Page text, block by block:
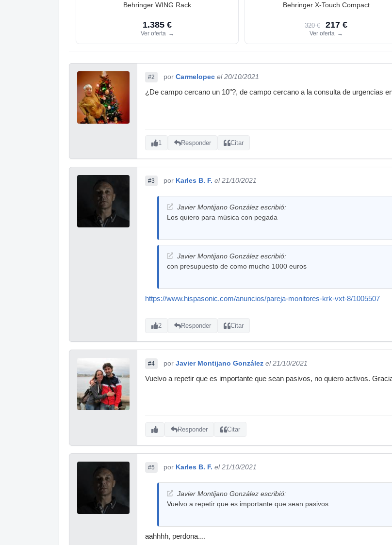
Behringer WING Rack
1.385 €
Ver oferta →
Behringer X-Touch Compact
320 € 217 €
Ver oferta →
#2 por Carmelopec el 20/10/2021
¿De campo cercano un 10"?, de campo cercano a la consulta de urgencias
1 Responder Citar
#3 por Karles B. F. el 21/10/2021
Javier Montijano González escribió:
Los quiero para música con pegada
Javier Montijano González escribió:
con presupuesto de como mucho 1000 euros
https://www.hispasonic.com/anuncios/pareja-monitores-krk-vxt-8/1005507
2 Responder Citar
#4 por Javier Montijano González el 21/10/2021
Vuelvo a repetir que es importante que sean pasivos, no quiero activos.
Responder Citar
#5 por Karles B. F. el 21/10/2021
Javier Montijano González escribió:
Vuelvo a repetir que es importante que sean pasivos
aahhhh, perdona....